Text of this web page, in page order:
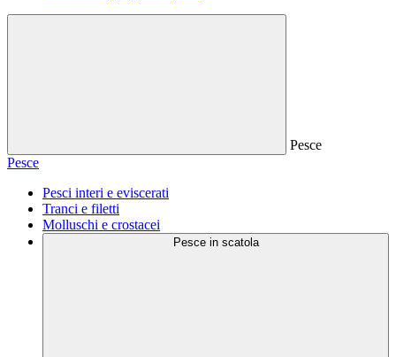
Pesce
Pesce
Pesci interi e eviscerati
Tranci e filetti
Molluschi e crostacei
Pesce in scatola